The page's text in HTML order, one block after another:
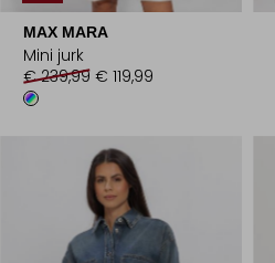
MAX MARA
Mini jurk
€ 239,99 € 119,99